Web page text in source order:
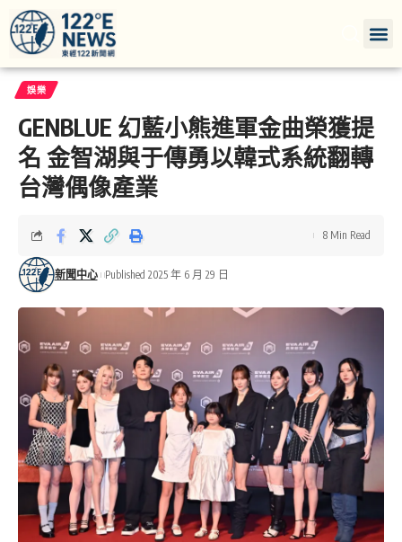
娛樂
GENBLUE 幻藍小熊進軍金曲榮獲提
名 金智湖與于傳勇以韓式系統翻轉
台灣偶像產業
新聞中心 Published 2025 年 6 月 29 日
8 Min Read